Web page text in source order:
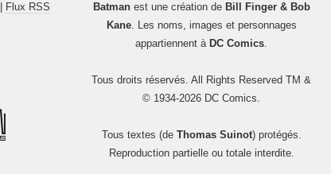
Flux RSS Batmanest une création de Bill Finger & Bob
Kane. Les noms, images et personnages
appartiennent à DC Comics.
Tous droits réservés. All Rights Reserved TM &
© 1934-2026 DC Comics.
Tous textes (de Thomas Suinot) protégés.
Reproduction partielle ou totale interdite.